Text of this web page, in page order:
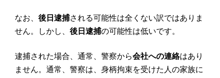
なお、 後日逮捕される可能性は全くない訳ではありま
せん。しかし、 後日逮捕の可能性は低いです。
逮捕された場合、通常、警察から会社への連絡はあり
ません。通常、警察は、身柄拘束を受けた人の家族に